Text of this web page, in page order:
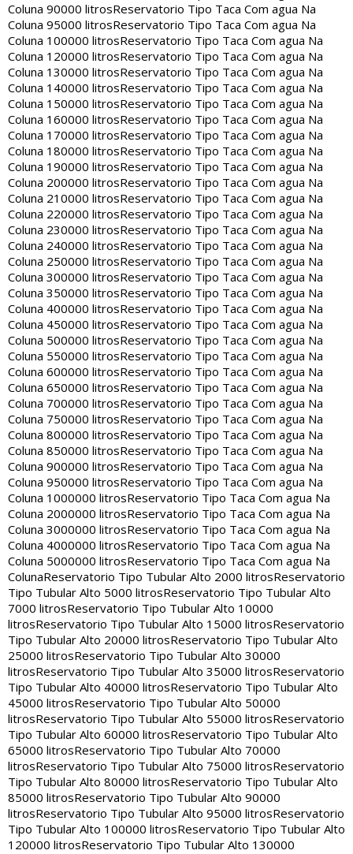
Coluna 90000 litrosReservatorio Tipo Taca Com agua Na
Coluna 95000 litrosReservatorio Tipo Taca Com agua Na
Coluna 100000 litrosReservatorio Tipo Taca Com agua Na
Coluna 120000 litrosReservatorio Tipo Taca Com agua Na
Coluna 130000 litrosReservatorio Tipo Taca Com agua Na
Coluna 140000 litrosReservatorio Tipo Taca Com agua Na
Coluna 150000 litrosReservatorio Tipo Taca Com agua Na
Coluna 160000 litrosReservatorio Tipo Taca Com agua Na
Coluna 170000 litrosReservatorio Tipo Taca Com agua Na
Coluna 180000 litrosReservatorio Tipo Taca Com agua Na
Coluna 190000 litrosReservatorio Tipo Taca Com agua Na
Coluna 200000 litrosReservatorio Tipo Taca Com agua Na
Coluna 210000 litrosReservatorio Tipo Taca Com agua Na
Coluna 220000 litrosReservatorio Tipo Taca Com agua Na
Coluna 230000 litrosReservatorio Tipo Taca Com agua Na
Coluna 240000 litrosReservatorio Tipo Taca Com agua Na
Coluna 250000 litrosReservatorio Tipo Taca Com agua Na
Coluna 300000 litrosReservatorio Tipo Taca Com agua Na
Coluna 350000 litrosReservatorio Tipo Taca Com agua Na
Coluna 400000 litrosReservatorio Tipo Taca Com agua Na
Coluna 450000 litrosReservatorio Tipo Taca Com agua Na
Coluna 500000 litrosReservatorio Tipo Taca Com agua Na
Coluna 550000 litrosReservatorio Tipo Taca Com agua Na
Coluna 600000 litrosReservatorio Tipo Taca Com agua Na
Coluna 650000 litrosReservatorio Tipo Taca Com agua Na
Coluna 700000 litrosReservatorio Tipo Taca Com agua Na
Coluna 750000 litrosReservatorio Tipo Taca Com agua Na
Coluna 800000 litrosReservatorio Tipo Taca Com agua Na
Coluna 850000 litrosReservatorio Tipo Taca Com agua Na
Coluna 900000 litrosReservatorio Tipo Taca Com agua Na
Coluna 950000 litrosReservatorio Tipo Taca Com agua Na
Coluna 1000000 litrosReservatorio Tipo Taca Com agua Na
Coluna 2000000 litrosReservatorio Tipo Taca Com agua Na
Coluna 3000000 litrosReservatorio Tipo Taca Com agua Na
Coluna 4000000 litrosReservatorio Tipo Taca Com agua Na
Coluna 5000000 litrosReservatorio Tipo Taca Com agua Na
ColunaReservatorio Tipo Tubular Alto 2000 litrosReservatorio
Tipo Tubular Alto 5000 litrosReservatorio Tipo Tubular Alto
7000 litrosReservatorio Tipo Tubular Alto 10000
litrosReservatorio Tipo Tubular Alto 15000 litrosReservatorio
Tipo Tubular Alto 20000 litrosReservatorio Tipo Tubular Alto
25000 litrosReservatorio Tipo Tubular Alto 30000
litrosReservatorio Tipo Tubular Alto 35000 litrosReservatorio
Tipo Tubular Alto 40000 litrosReservatorio Tipo Tubular Alto
45000 litrosReservatorio Tipo Tubular Alto 50000
litrosReservatorio Tipo Tubular Alto 55000 litrosReservatorio
Tipo Tubular Alto 60000 litrosReservatorio Tipo Tubular Alto
65000 litrosReservatorio Tipo Tubular Alto 70000
litrosReservatorio Tipo Tubular Alto 75000 litrosReservatorio
Tipo Tubular Alto 80000 litrosReservatorio Tipo Tubular Alto
85000 litrosReservatorio Tipo Tubular Alto 90000
litrosReservatorio Tipo Tubular Alto 95000 litrosReservatorio
Tipo Tubular Alto 100000 litrosReservatorio Tipo Tubular Alto
120000 litrosReservatorio Tipo Tubular Alto 130000